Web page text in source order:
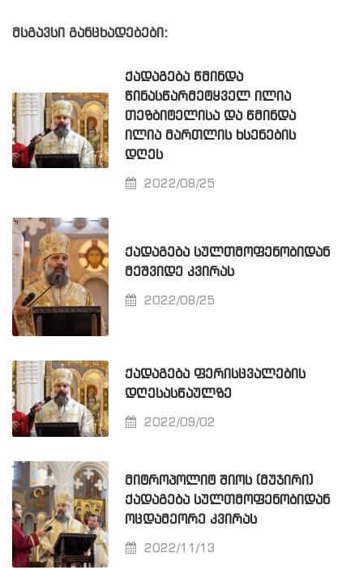
მსგავსი განცხადებები:
ᲥᲐᲓᲐᲒᲔᲑᲐ ᲬᲛᲘᲜᲓᲐ
ᲬᲘᲜᲐᲡᲬᲐᲠᲛᲔᲢᲧᲕᲔᲚ ᲘᲚᲘᲐ
ᲗᲔᲖᲑᲘᲢᲔᲚᲘᲡᲐ ᲓᲐ ᲬᲛᲘᲜᲓᲐ
ᲘᲚᲘᲐ ᲛᲐᲠᲗᲚᲘᲡ ᲮᲡᲔᲜᲔᲑᲘᲡ
ᲓᲦᲔᲡ
2022/08/25
ᲥᲐᲓᲐᲒᲔᲑᲐ ᲡᲣᲚᲗᲛᲝᲤᲔᲜᲝᲑᲘᲓᲐᲜ
ᲛᲔᲨᲕᲘᲓᲔ ᲙᲕᲘᲠᲐᲡ
2022/08/25
ᲥᲐᲓᲐᲒᲔᲑᲐ ᲤᲔᲠᲘᲡᲪᲕᲐᲚᲔᲑᲘᲡ
ᲓᲦᲔᲡᲐᲡᲬᲐᲣᲚᲖᲔ
2022/09/02
ᲛᲘᲢᲠᲝᲞᲝᲚᲘᲢ ᲨᲘᲝᲡ (ᲛᲣᲯᲘᲠᲘ)
ᲥᲐᲓᲐᲒᲔᲑᲐ ᲡᲣᲚᲗᲛᲝᲤᲔᲜᲝᲑᲘᲓᲐᲜ
ᲝᲪᲓᲐᲛᲔᲝᲠᲔ ᲙᲕᲘᲠᲐᲡ
2022/11/13